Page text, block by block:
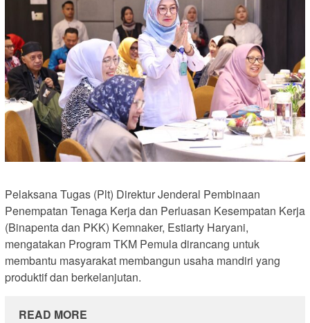
Pelaksana Tugas (Plt) Direktur Jenderal Pembinaan
Penempatan Tenaga Kerja dan Perluasan Kesempatan Kerja
(Binapenta dan PKK) Kemnaker, Estiarty Haryani,
mengatakan Program TKM Pemula dirancang untuk
membantu masyarakat membangun usaha mandiri yang
produktif dan berkelanjutan.
READ MORE